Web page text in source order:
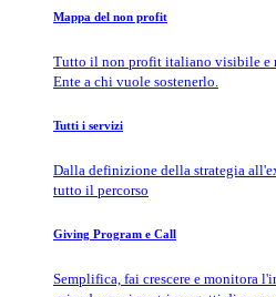
Mappa del non profit
Tutto il non profit italiano visibile e
Ente a chi vuole sostenerlo.
Tutti i servizi
Dalla definizione della strategia
tutto il percorso
Giving Program e Call
Semplifica, fai crescere e monitora